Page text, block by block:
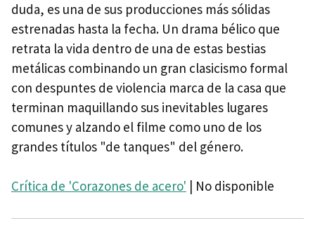
duda, es una de sus producciones más sólidas
estrenadas hasta la fecha. Un drama bélico que
retrata la vida dentro de una de estas bestias
metálicas combinando un gran clasicismo formal
con despuntes de violencia marca de la casa que
terminan maquillando sus inevitables lugares
comunes y alzando el filme como uno de los
grandes títulos "de tanques" del género.
Crítica de 'Corazones de acero' | No disponible